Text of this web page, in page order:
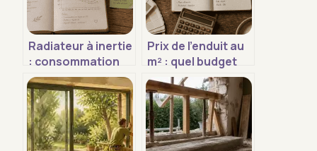
Radiateur à inertie
: consommation
réelle, coûts et
réglages pour
réduire vos
factures
Prix de l’enduit au
m² : quel budget
prévoir pour vos
travaux de façade
ou d’intérieur ?